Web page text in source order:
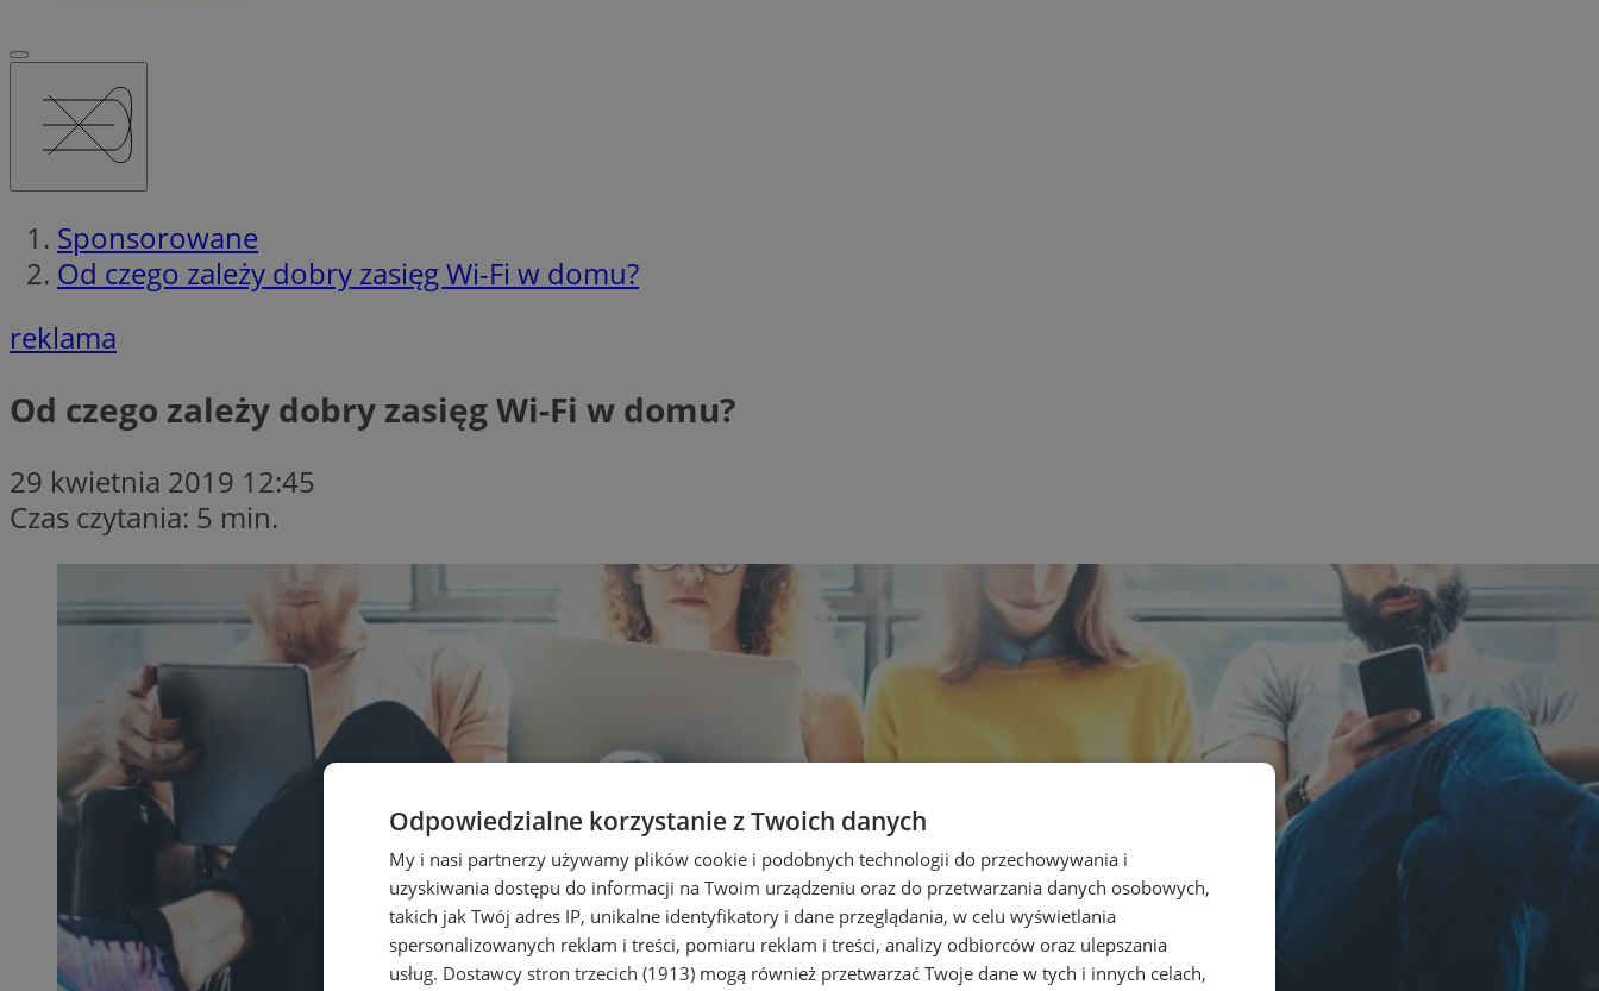
Sponsorowane
Od czego zależy dobry zasięg Wi-Fi w domu?
reklama
Od czego zależy dobry zasięg Wi-Fi w domu?
29 kwietnia 2019 12:45
Czas czytania: 5 min.
Odpowiedzialne korzystanie z Twoich danych
My i nasi partnerzy używamy plików cookie i podobnych technologii do przechowywania i
uzyskiwania dostępu do informacji na Twoim urządzeniu oraz do przetwarzania danych osobowych,
takich jak Twój adres IP, unikalne identyfikatory i dane przeglądania, w celu wyświetlania
spersonalizowanych reklam i treści, pomiaru reklam i treści, analizy odbiorców oraz ulepszania
usług. Dostawcy stron trzecich (1913) mogą również przetwarzać Twoje dane w tych i innych celach,